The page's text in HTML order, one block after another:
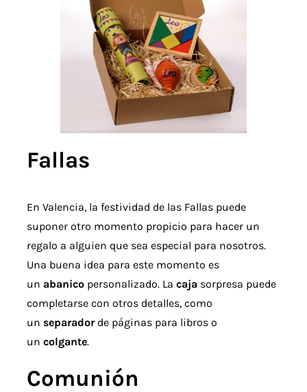
Fallas
En Valencia, la festividad de las Fallas puede
suponer otro momento propicio para hacer un
regalo a alguien que sea especial para nosotros.
Una buena idea para este momento es
un abanico personalizado. La caja sorpresa puede
completarse con otros detalles, como
un separadorde páginas para libros o
un colgante.
Comunión